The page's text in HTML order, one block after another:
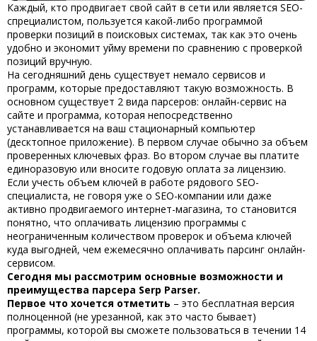
Каждый, кто продвигает свой сайт в сети или является SEO-
спрециалистом, пользуется какой-либо программой
проверки позиций в поисковых системах, так как это очень
удобно и экономит уйму времени по сравнению с проверкой
позиций вручную.
На сегодняшний день существует немало сервисов и
программ, которые предоставляют такую возможность. В
основном существует 2 вида парсеров: онлайн-сервис на
сайте и программа, которая непосредственно
устанавливается на ваш стационарный компьютер
(десктопное приложение). В первом случае обычно за объем
проверенных ключевых фраз. Во втором случае вы платите
единоразовую или вносите годовую оплата за лицензию.
Если учесть объем ключей в работе рядового SEO-
специалиста, не говоря уже о SEO-компании или даже
активно продвигаемого интернет-магазина, то становится
понятно, что оплачивать лицензию программы с
неограниченным количеством проверок и объема ключей
куда выгодней, чем ежемесячно оплачивать парсинг онлайн-
сервисом.
Сегодня мы рассмотрим основные возможности и
преимущества парсера Serp Parser.
Первое что хочется отметить – это бесплатная версия
полноценной (не урезанной, как это часто бывает)
программы, которой вы сможете пользоваться в течении 14